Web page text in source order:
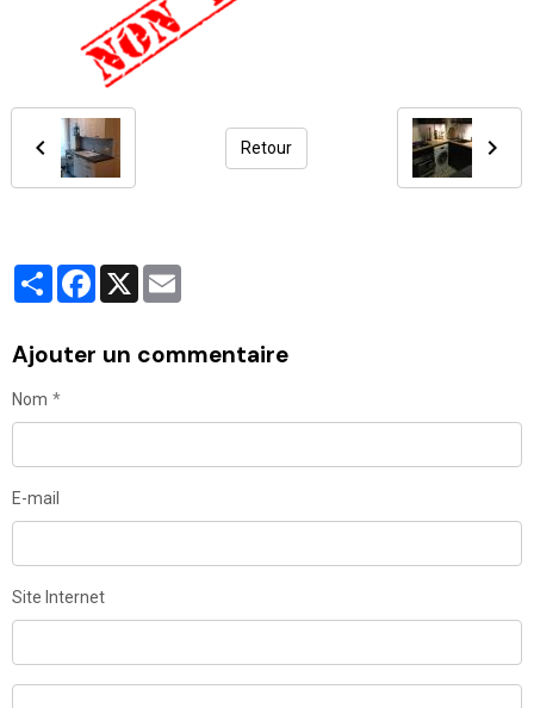
Retour
PartagerFacebook
X
Ajouter un commentaire
Nom
E-mail
Site Internet